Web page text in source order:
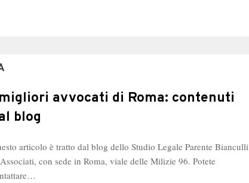
avvocati di Roma: contenuti
blog
articolo è tratto dal blog dello Studio Legale Parente Bianculli
con sede in Roma, viale delle Milizie 96. Potete